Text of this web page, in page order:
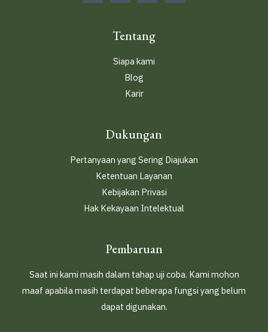
Tentang
Siapa kami
Blog
Karir
Dukungan
Pertanyaan yang Sering Diajukan
Ketentuan Layanan
Kebijakan Privasi
Hak Kekayaan Intelektual
Pembaruan
Saat ini kami masih dalam tahap uji coba. Kami mohon
maaf apabila masih terdapat beberapa fungsi yang belum
dapat digunakan.